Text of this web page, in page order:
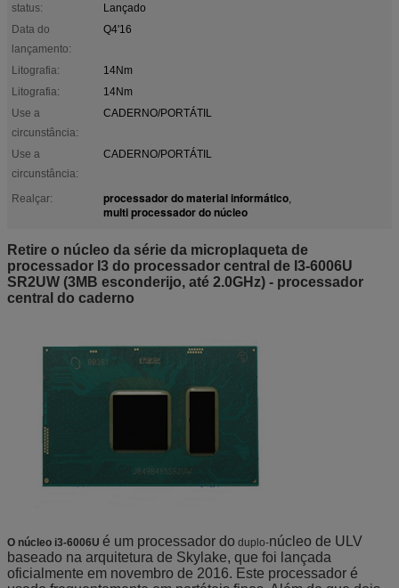
status:
Lançado
Data do
lançamento:
Q4'16
Litografia:
14Nm
Litografia:
14Nm
Use a
circunstância:
CADERNO/PORTÁTIL
Use a
circunstância:
CADERNO/PORTÁTIL
Realçar: processador do material informático,
multi processador do núcleo
Retire o núcleo da série da microplaqueta de
processador I3 do processador central de I3-6006U
SR2UW (3MB esconderijo, até 2.0GHz) - processador
central do caderno
O núcleo i3-6006U é um processador do duplo-núcleo de ULV
baseado na arquitetura de Skylake, que foi lançada
oficialmente em novembro de 2016. Este processador é